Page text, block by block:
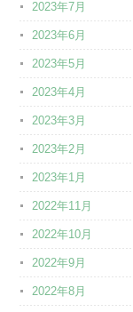
2023年7月
2023年6月
2023年5月
2023年4月
2023年3月
2023年2月
2023年1月
2022年11月
2022年10月
2022年9月
2022年8月